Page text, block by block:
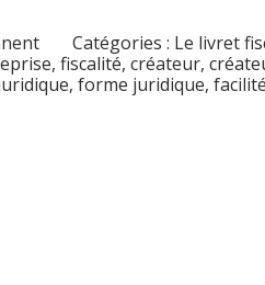
Catégories : Le livret
, fiscalité, créateur,
, forme juridique,